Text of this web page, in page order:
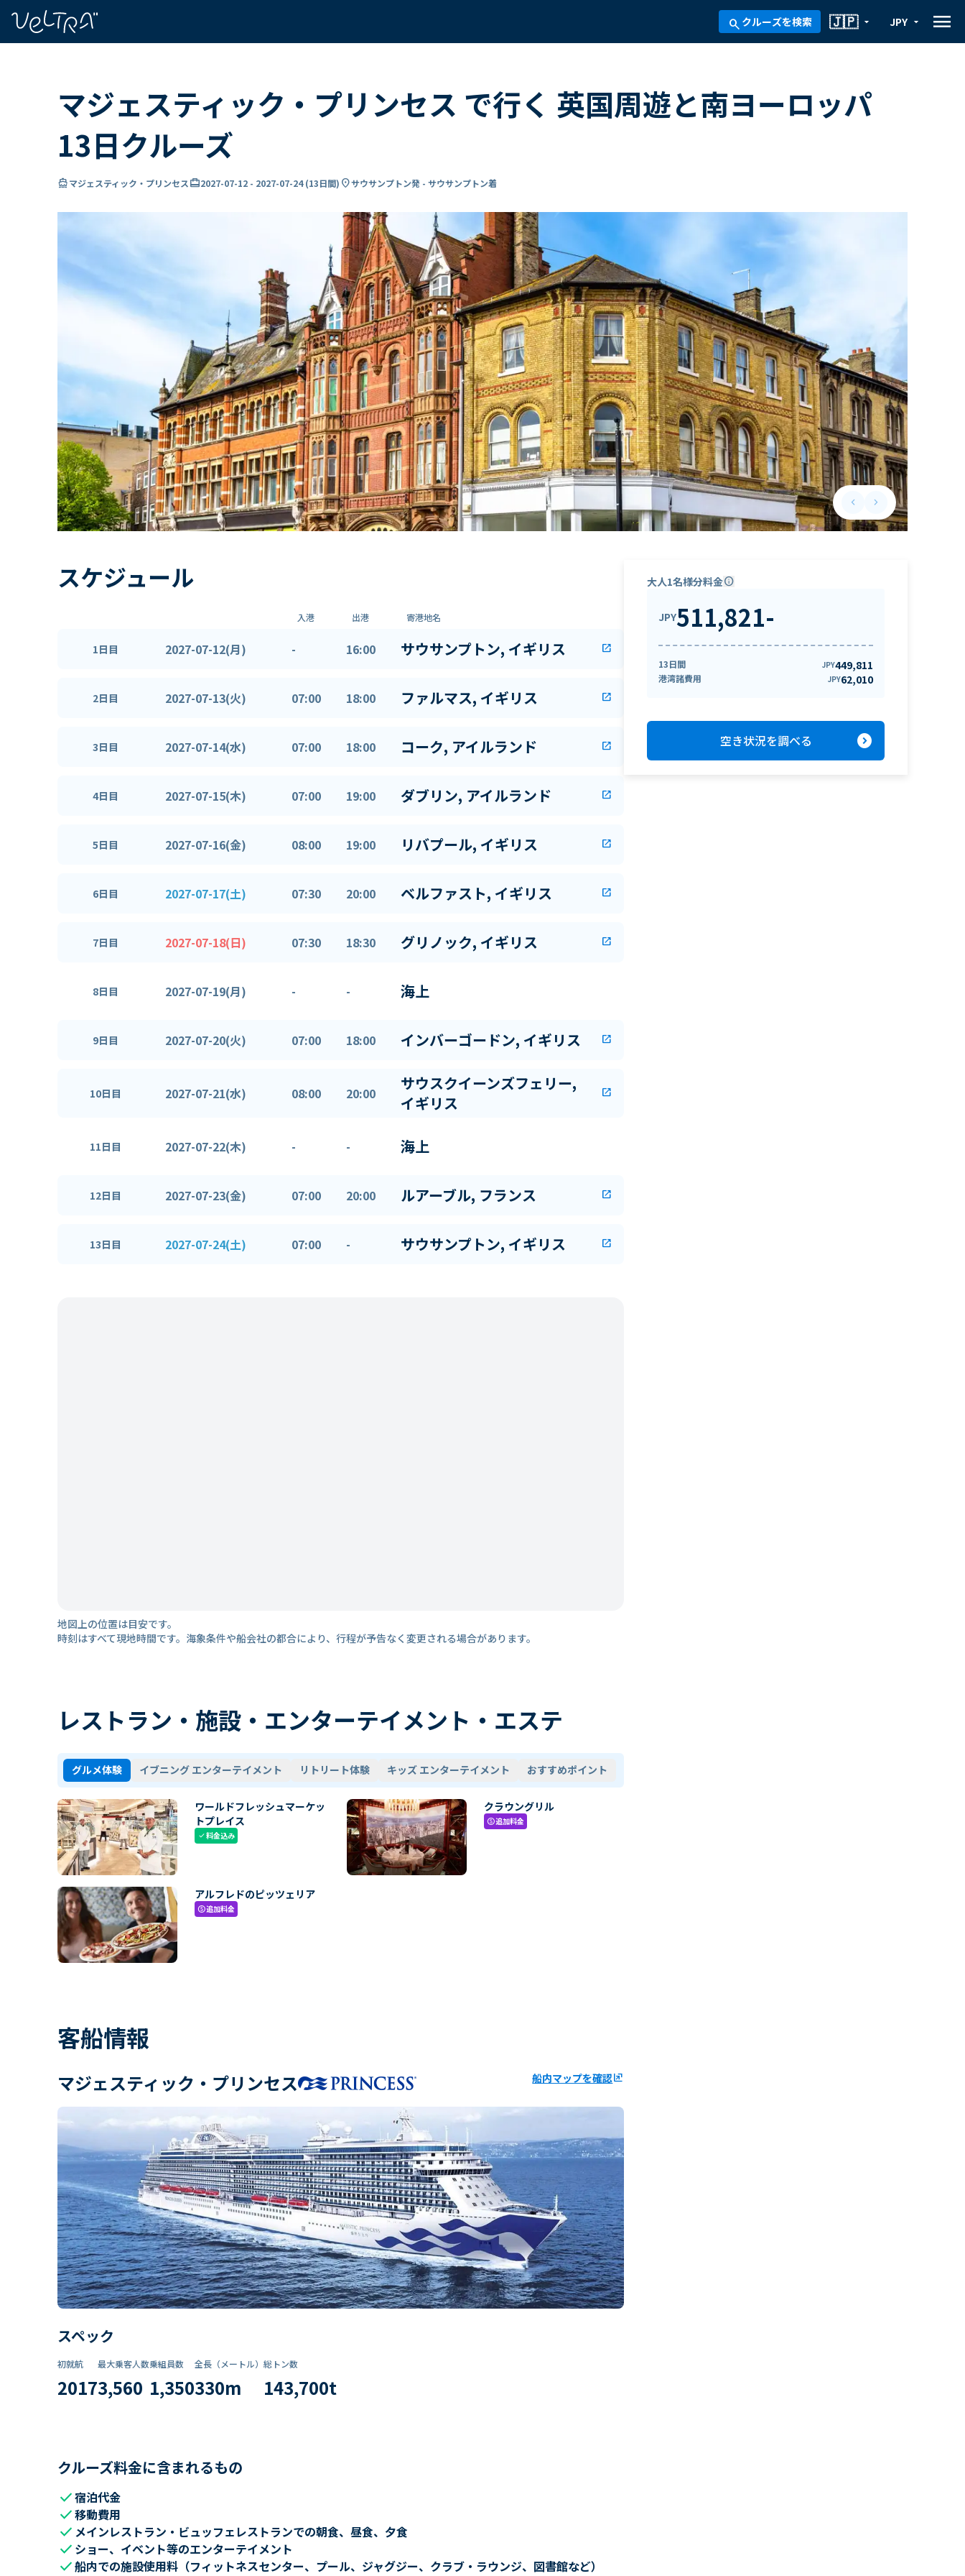
search クルーズを検索 arrow_drop_down
🇯🇵 arrow_drop_down
JPY menu
マジェスティック・プリンセス で行く 英国周遊と南ヨーロッパ
13日クルーズ
directions_boatマジェスティック・プリンセスcard_travel2027-07-12 - 2027-07-24(13日間) location_onサウサンプトン発 - サウサンプトン着
keyboard_arrow_leftPrevious slide
keyboard_arrow_rightNext slide
スケジュール
入港 出港 寄港地名
1日目 2027-07-12(月) - 16:00 サウサンプトン, イギリス open_in_new
2日目 2027-07-13(火) 07:00 18:00 ファルマス, イギリス open_in_new
3日目 2027-07-14(水) 07:00 18:00 コーク, アイルランド open_in_new
4日目 2027-07-15(木) 07:00 19:00 ダブリン, アイルランド open_in_new
5日目 2027-07-16(金) 08:00 19:00 リバプール, イギリス open_in_new
6日目 2027-07-17(土) 07:30 20:00 ベルファスト, イギリス open_in_new
7日目 2027-07-18(日) 07:30 18:30 グリノック, イギリス open_in_new
8日目 2027-07-19(月) - - 海上
9日目 2027-07-20(火) 07:00 18:00 インバーゴードン, イギリス open_in_new
10日目 2027-07-21(水) 08:00 20:00
サウスクイーンズフェリー,
イギリス
open_in_new
11日目 2027-07-22(木) - - 海上
12日目 2027-07-23(金) 07:00 20:00 ルアーブル, フランス open_in_new
13日目 2027-07-24(土) 07:00 - サウサンプトン, イギリス open_in_new
地図上の位置は目安です。
時刻はすべて現地時間です。海象条件や船会社の都合により、行程が予告なく変更される場合があります。
レストラン・施設・エンターテイメント・エステ
グルメ体験 イブニング エンターテイメント リトリート体験 キッズ エンターテイメント おすすめポイント
ワールドフレッシュマーケッ
トプレイス
check料金込み
クラウングリル
paid追加料金
アルフレドのピッツェリア
paid追加料金
客船情報
マジェスティック・プリンセス 船内マップを確認ungroup
スペック
初就航
2017
最大乗客人数
3,560
乗組員数​
1,350
全長（メートル）
330m
総トン数​
143,700t
クルーズ料金に含まれるもの
check宿泊代金
check移動費用
check メインレストラン・ビュッフェレストランでの朝食、昼食、夕食
check ショー、イベント等のエンターテイメント
check船内での施設使用料（フィットネスセンター、プール、ジャグジー、クラブ・ラウンジ、図書館など）
大人1名様分料金info
JPY511,821-
13日間 JPY449,811
港湾諸費用 JPY62,010
空き状況を調べる expand_circle_right